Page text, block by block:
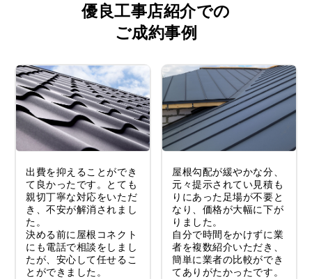
優良工事店紹介での
ご成約事例
出費を抑えることができ
て良かったです。とても
親切丁寧な対応をいただ
き、不安が解消されまし
た。
決める前に屋根コネクト
にも電話で相談をしまし
たが、安心して任せるこ
とができました。
屋根勾配が緩やかな分、
元々提示されてい見積も
りにあった足場が不要と
なり、価格が大幅に下が
りました。
自分で時間をかけずに業
者を複数紹介いただき、
簡単に業者の比較ができ
てありがたかったです。